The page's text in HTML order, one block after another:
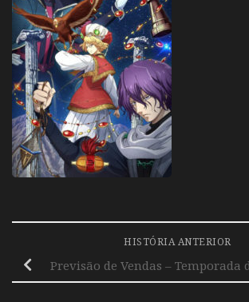
HISTÓRIA ANTERIOR
Previsão de Vendas – Temporada